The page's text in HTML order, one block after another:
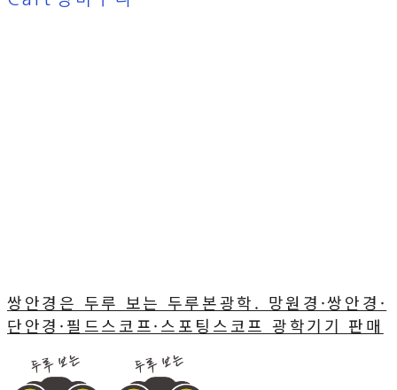
쌍안경은 두루 보는 두루본광학. 망원경·쌍안경·
단안경·필드스코프·스포팅스코프 광학기기 판매